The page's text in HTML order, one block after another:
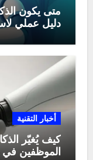
متى يكون
دليل عملي
أخبار التقنية
كيف يُغيّر
الموظفين في 2025؟ أبرز التحولات المهنية